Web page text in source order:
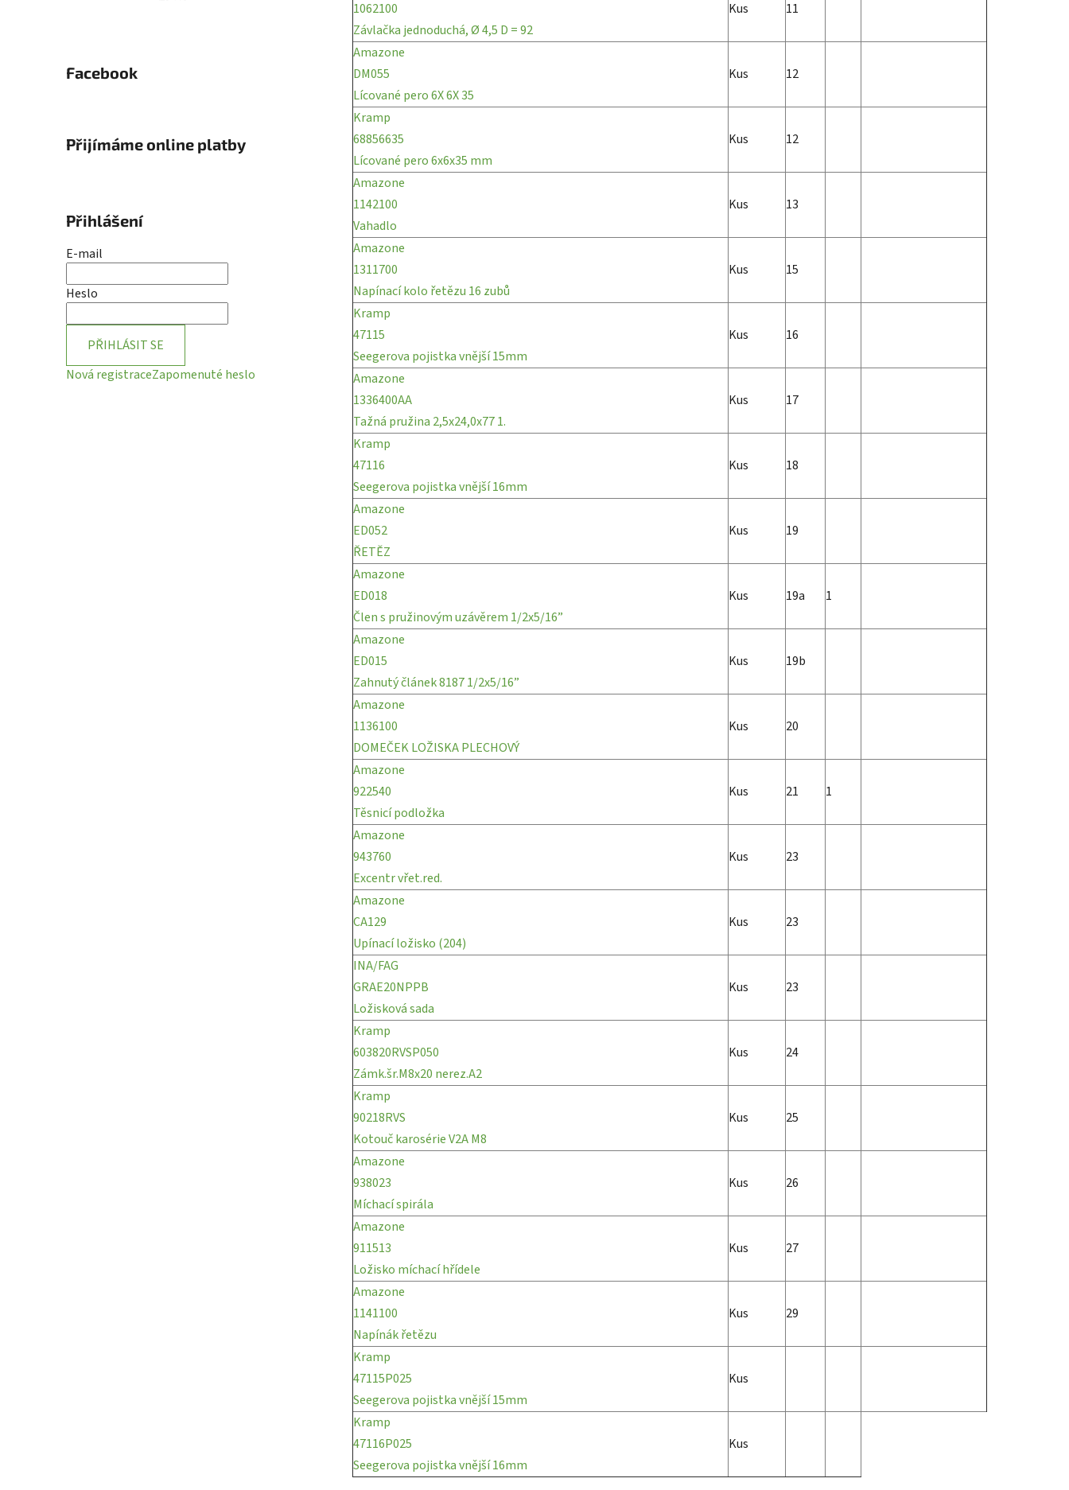
Facebook
Přijímáme online platby
Přihlášení
E-mail
Heslo
PŘIHLÁSIT SE
Nová registraceZapomenuté heslo
1062100
Závlačka jednoduchá, Ø 4,5 D = 92
Kus 11
Amazone
DM055
Lícované pero 6X 6X 35
Kus 12
Kramp
68856635
Lícované pero 6x6x35 mm
Kus 12
Amazone
1142100
Vahadlo
Kus 13
Amazone
1311700
Napínací kolo řetězu 16 zubů
Kus 15
Kramp
47115
Seegerova pojistka vnější 15mm
Kus 16
Amazone
1336400AA
Tažná pružina 2,5x24,0x77 1.
Kus 17
Kramp
47116
Seegerova pojistka vnější 16mm
Kus 18
Amazone
ED052
ŘETĚZ
Kus 19
Amazone
ED018
Člen s pružinovým uzávěrem 1/2x5/16”
Kus 19a 1
Amazone
ED015
Zahnutý článek 8187 1/2x5/16”
Kus 19b
Amazone
1136100
DOMEČEK LOŽISKA PLECHOVÝ
Kus 20
Amazone
922540
Těsnicí podložka
Kus 21 1
Amazone
943760
Excentr vřet.red.
Kus 23
Amazone
CA129
Upínací ložisko (204)
Kus 23
INA/FAG
GRAE20NPPB
Ložisková sada
Kus 23
Kramp
603820RVSP050
Zámk.šr.M8x20 nerez.A2
Kus 24
Kramp
90218RVS
Kotouč karosérie V2A M8
Kus 25
Amazone
938023
Míchací spirála
Kus 26
Amazone
911513
Ložisko míchací hřídele
Kus 27
Amazone
1141100
Napínák řetězu
Kus 29
Kramp
47115P025
Seegerova pojistka vnější 15mm
Kus
Kramp
47116P025
Seegerova pojistka vnější 16mm
Kus